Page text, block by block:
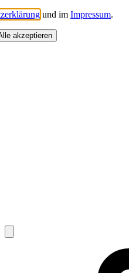
und im Impressum.
akzeptieren